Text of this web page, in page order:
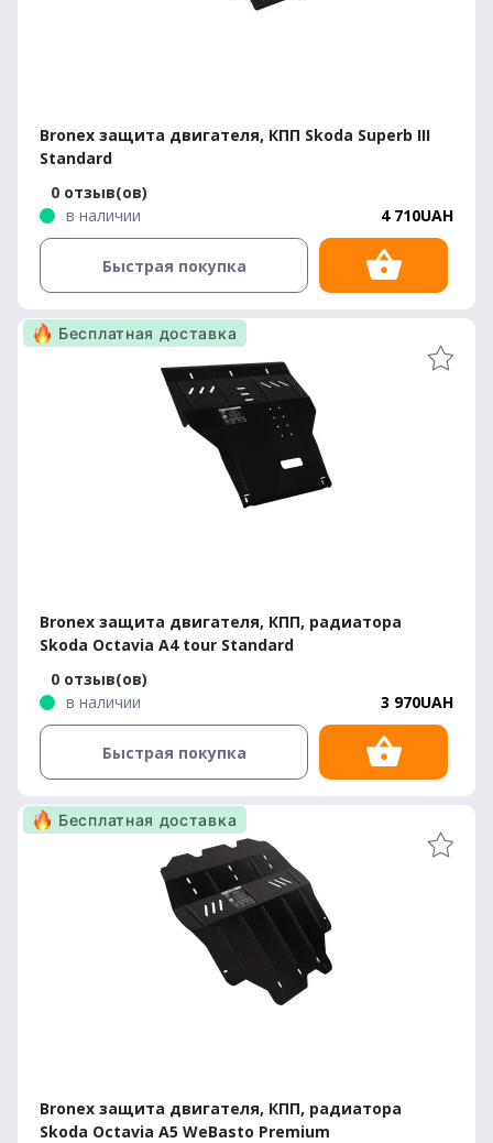
Bronex защита двигателя, КПП Skoda Superb III
Standard
0 отзыв(ов)
в наличии
4 710UAH
Быстрая покупка
Bronex защита двигателя, КПП, радиатора
Skoda Octavia A4 tour Standard
0 отзыв(ов)
в наличии
3 970UAH
Бесплатная доставка
Быстрая покупка
Bronex защита двигателя, КПП, радиатора
Skoda Octavia A5 WeBasto Premium
Бесплатная доставка